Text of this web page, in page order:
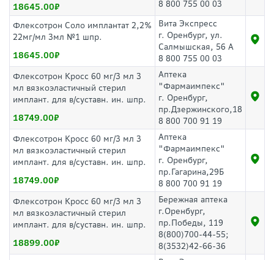
18645.00
8 800 755 00 03
Флексотрон Соло имплантат 2,2%
22мг/мл 3мл №1 шпр.
18645.00
Вита Экспресс
г. Оренбург, ул.
Салмышская, 56 А
8 800 755 00 03
Флексотрон Кросс 60 мг/3 мл 3
мл вязкоэластичный стерил
имплант. для в/суставн. ин. шпр.
18749.00
Аптека
"Фармаимпекс"
г. Оренбург,
пр.Дзержинского,18
8 800 700 91 19
Флексотрон Кросс 60 мг/3 мл 3
мл вязкоэластичный стерил
имплант. для в/суставн. ин. шпр.
18749.00
Аптека
"Фармаимпекс"
г. Оренбург,
пр.Гагарина,29Б
8 800 700 91 19
Флексотрон Кросс 60 мг/3 мл 3
мл вязкоэластичный стерил
имплант. для в/суставн. ин. шпр.
18899.00
Бережная аптека
г.Оренбург,
пр.Победы, 119
8(800)700-44-55;
8(3532)42-66-36